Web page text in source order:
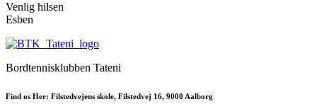
Venlig hilsen
Esben
Bordtennisklubben Tateni
Find os Her: Filstedvejens skole, Filstedvej 16, 9000 Aalborg